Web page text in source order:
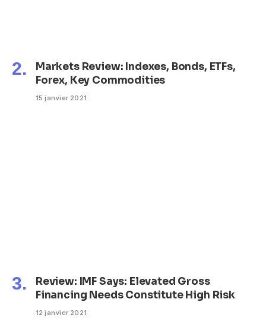
Markets Review: Indexes, Bonds, ETFs,
Forex, Key Commodities
15 janvier 2021
Review: IMF Says: Elevated Gross
Financing Needs Constitute High Risk
12 janvier 2021